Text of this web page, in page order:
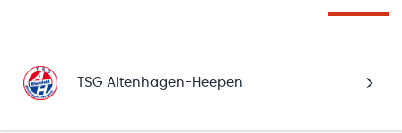
TSG Altenhagen-Heepen